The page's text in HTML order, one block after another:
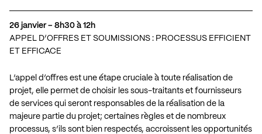
26 janvier – 8h30 à 12h
APPEL D’OFFRES ET SOUMISSIONS : PROCESSUS EFFICIENT
ET EFFICACE
L’appel d’offres est une étape cruciale à toute réalisation de
projet, elle permet de choisir les sous-traitants et fournisseurs
de services qui seront responsables de la réalisation de la
majeure partie du projet; certaines règles et de nombreux
processus, s’ils sont bien respectés, accroissent les opportunités